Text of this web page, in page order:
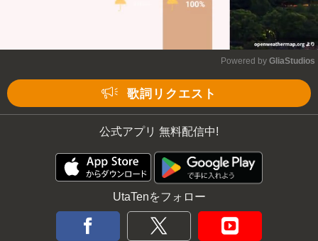
Powered by GliaStudios
歌詞リクエスト
公式アプリ 無料配信中!
UtaTenをフォロー